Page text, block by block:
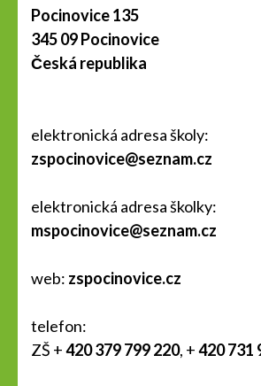
Pocinovice 135
345 09 Pocinovice
Česká republika
elektronická adresa školy:
zspocinovice@seznam.cz
elektronická adresa školky:
mspocinovice@seznam.cz
web: zspocinovice.cz
telefon:
ZŠ +420 379 799 220, +420 731